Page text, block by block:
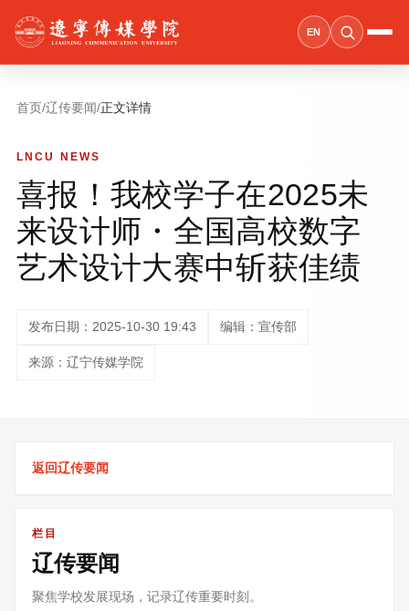
EN
首页/辽传要闻/正文详情
LNCU NEWS
喜报！我校学子在2025未
来设计师・全国高校数字
艺术设计大赛中斩获佳绩
发布日期：2025-10-30 19:43 编辑：宣传部
来源：辽宁传媒学院
返回辽传要闻
栏目
辽传要闻
聚焦学校发展现场，记录辽传重要时刻。